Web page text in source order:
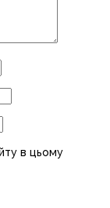
в цьому